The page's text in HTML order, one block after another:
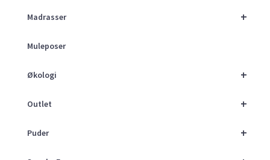
+
Madrasser
Muleposer
+
Økologi
+
Outlet
+
Puder